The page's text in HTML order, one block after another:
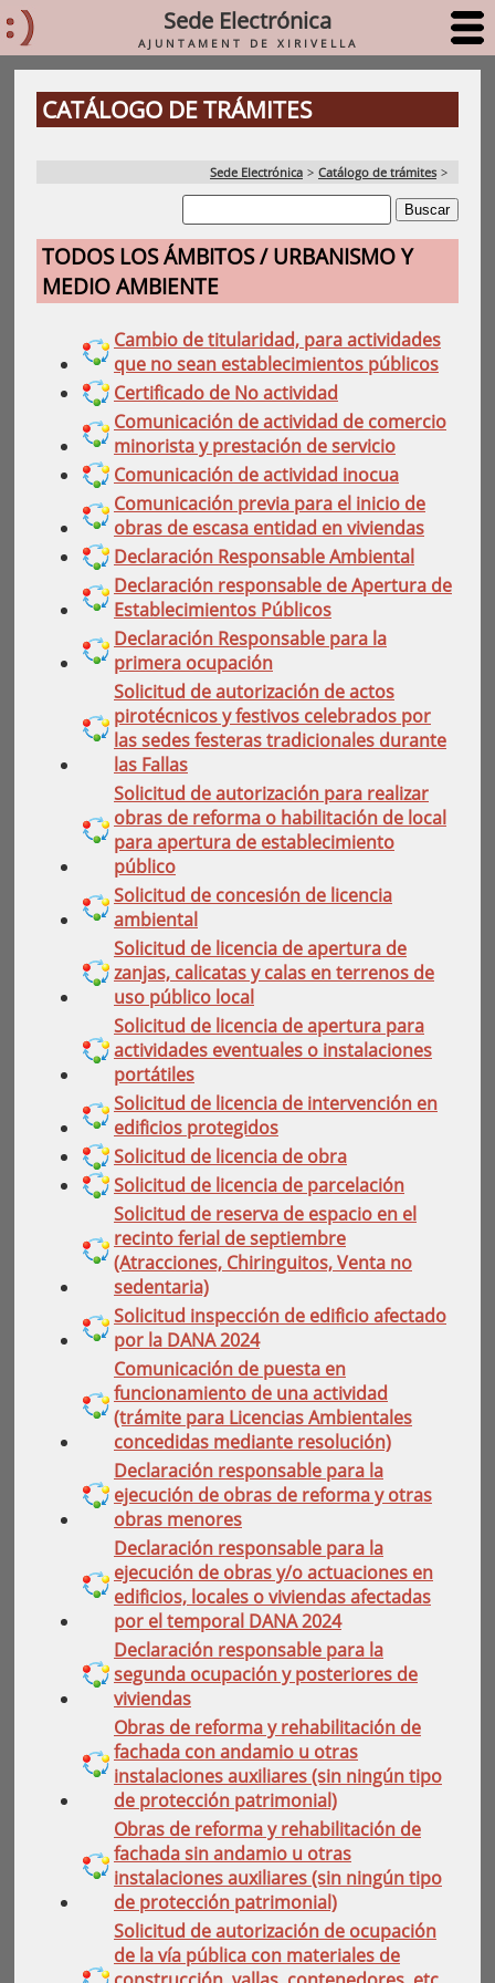
Sede Electrónica
AJUNTAMENT DE XIRIVELLA
CATÁLOGO DE TRÁMITES
Sede Electrónica > Catálogo de trámites >
TODOS LOS ÁMBITOS / URBANISMO Y
MEDIO AMBIENTE
Cambio de titularidad, para actividades
que no sean establecimientos públicos
Certificado de No actividad
Comunicación de actividad de comercio
minorista y prestación de servicio
Comunicación de actividad inocua
Comunicación previa para el inicio de
obras de escasa entidad en viviendas
Declaración Responsable Ambiental
Declaración responsable de Apertura de
Establecimientos Públicos
Declaración Responsable para la
primera ocupación
Solicitud de autorización de actos
pirotécnicos y festivos celebrados por
las sedes festeras tradicionales durante
las Fallas
Solicitud de autorización para realizar
obras de reforma o habilitación de local
para apertura de establecimiento
público
Solicitud de concesión de licencia
ambiental
Solicitud de licencia de apertura de
zanjas, calicatas y calas en terrenos de
uso público local
Solicitud de licencia de apertura para
actividades eventuales o instalaciones
portátiles
Solicitud de licencia de intervención en
edificios protegidos
Solicitud de licencia de obra
Solicitud de licencia de parcelación
Solicitud de reserva de espacio en el
recinto ferial de septiembre
(Atracciones, Chiringuitos, Venta no
sedentaria)
Solicitud inspección de edificio afectado
por la DANA 2024
Comunicación de puesta en
funcionamiento de una actividad
(trámite para Licencias Ambientales
concedidas mediante resolución)
Declaración responsable para la
ejecución de obras de reforma y otras
obras menores
Declaración responsable para la
ejecución de obras y/o actuaciones en
edificios, locales o viviendas afectadas
por el temporal DANA 2024
Declaración responsable para la
segunda ocupación y posteriores de
viviendas
Obras de reforma y rehabilitación de
fachada con andamio u otras
instalaciones auxiliares (sin ningún tipo
de protección patrimonial)
Obras de reforma y rehabilitación de
fachada sin andamio u otras
instalaciones auxiliares (sin ningún tipo
de protección patrimonial)
Solicitud de autorización de ocupación
de la vía pública con materiales de